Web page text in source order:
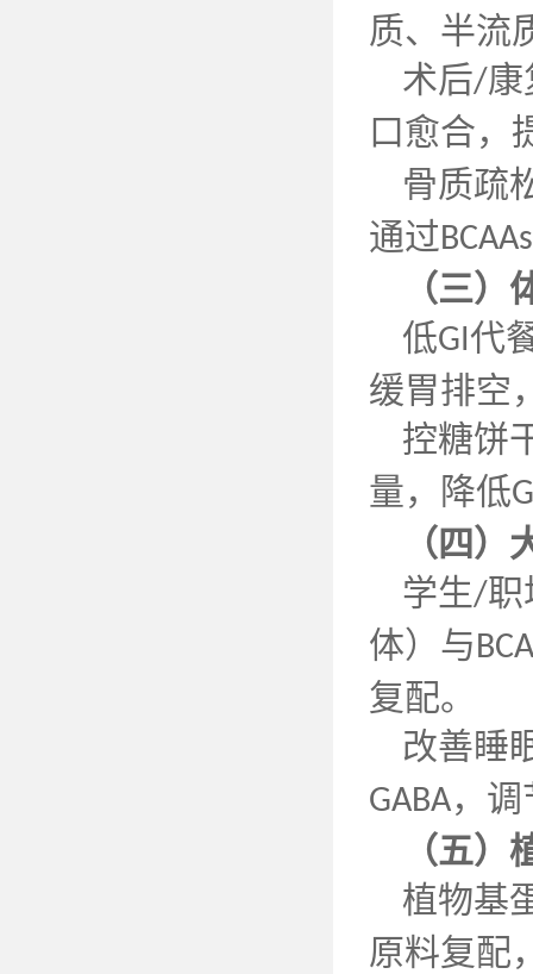
质、半流
术后/
口愈合，
骨质疏
通过BCAAs
（三
低GI代
缓胃排空
控糖饼
量，降低
（四
学生/职
体）与
复配。
改善睡
GABA，
（五
植物基
原料复配